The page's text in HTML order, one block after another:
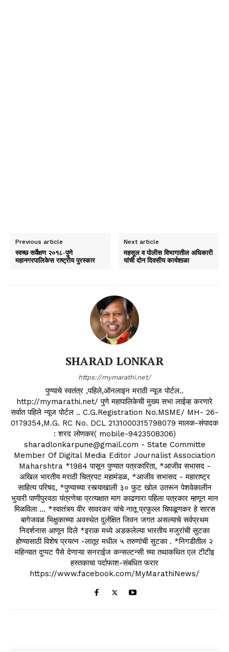
Previous article
स्वच्छ सर्वेक्षण २०१८-पुणे
महानगरपालिकेस राष्ट्रीय पुरस्कार
Next article
महसूल व पोलीस विभागातील अधिकारी
यांची दोन दिवसीय कार्यशाळा
SHARAD LONKAR
https://mymarathi.net/
पुण्याचे स्वतंत्र ,पहिले,ऑनलाइन मराठी न्यूज पोर्टल..
http://mymarathi.net/ पुणे महापालिकेची मुख्य सभा लाईव्ह करणारे
सर्वात पहिले न्यूज पोर्टल .. C.G.Registration No.MSME/ MH- 26-
0179354,M.G. RC No. DCL 2131000315798079 मालक-संपादक
: शरद लोणकर( mobile-9423508306)
sharadlonkarpune@gmail.com - State Committe
Member Of Digital Media Editor Journalist Association
Maharshtra *1984 पासून पुण्यात पत्रकारिता, *आजीव सभासद -
अखिल भारतीय मराठी चित्रपट महामंडळ, *आजीव सभासद - महाराष्ट्र
साहित्य परिषद, *पुण्याच्या रस्त्याखाली ३० फुट खोल उतरून पेशवेकालीन
भुयारी पाणीपुरवठा यंत्रणेचा प्रत्यक्षात माग काढणारा पहिला पत्रकार म्हणून मान
मिळविला ... *स्वातंत्र्य वीर सावरकर यांचे नातू प्रफुल्ल चिपळूणकर हे सारस
बागेजवळ भिक्षुकाच्या अवस्थेत दुर्लक्षित जिवन जगत असल्याचे सर्वप्रथम
निदर्शनास आणून दिले *इराक मध्ये अडकलेल्या भारतीय मजुरांची सुटका
होण्यासाठी विशेष प्रयत्न -लातूर मधील ५ तरुणांची सुटका . *निगडीतील २
महिन्यात दुप्पट पैसे देणाऱ्या सनराईज कन्सल्टन्सी च्या तथाकथित एल टीटीइ
हस्तकाचा पर्दाफाश-संबधित फरार
https://www.facebook.com/MyMarathiNews/